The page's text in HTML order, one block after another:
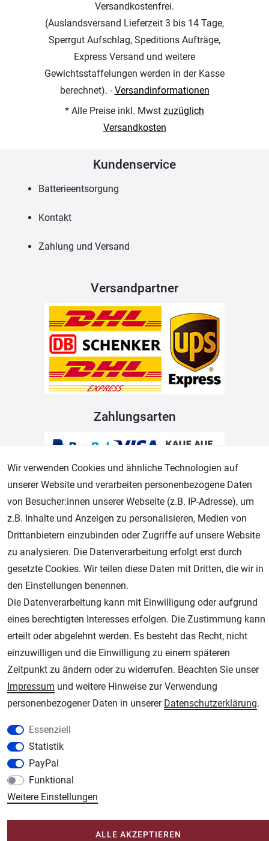
Versandkostenfrei.
(Auslandsversand Lieferzeit 3 bis 14 Tage,
Sperrgut Aufschlag, Speditions Aufträge,
Express Versand und weitere
Gewichtsstaffelungen werden in der Kasse
berechnet). -Versandinformationen
* Alle Preise inkl. Mwst zuzüglich
Versandkosten
Kundenservice
Batterieentsorgung
Kontakt
Zahlung und Versand
Versandpartner
Zahlungsarten
Geprüfter Shop
Unsere weiteren Shops:
Schmincke-City.de
Schmincke Künstlerfarben das Gesamtsortiment
Plotter-City.com
Schneideplotter, Transferpressen, Siebdruck und Plotterfolien
Modellbau-City.com
Military + Tabletop Plastikmodelle und Modellbau Farben - Bringen Sie Farbe ins
Wir verwenden Cookies und ähnliche Technologien auf
unserer Website und verarbeiten personenbezogene Daten
von Besucher:innen unserer Webseite (z.B. IP-Adresse), um
z.B. Inhalte und Anzeigen zu personalisieren, Medien von
Drittanbietern einzubinden oder Zugriffe auf unsere Website
zu analysieren. Die Datenverarbeitung erfolgt erst durch
gesetzte Cookies. Wir teilen diese Daten mit Dritten, die wir in
den Einstellungen benennen.
Die Datenverarbeitung kann mit Einwilligung oder aufgrund
eines berechtigten Interesses erfolgen. Die Zustimmung kann
erteilt oder abgelehnt werden. Es besteht das Recht, nicht
einzuwilligen und die Einwilligung zu einem späteren
Zeitpunkt zu ändern oder zu widerrufen. Beachten Sie unser
Impressum und weitere Hinweise zur Verwendung
personenbezogener Daten in unserer Daten­schutz­erklärung.
Essenziell
Statistik
PayPal
Funktional
Weitere Einstellungen
ALLE AKZEPTIEREN